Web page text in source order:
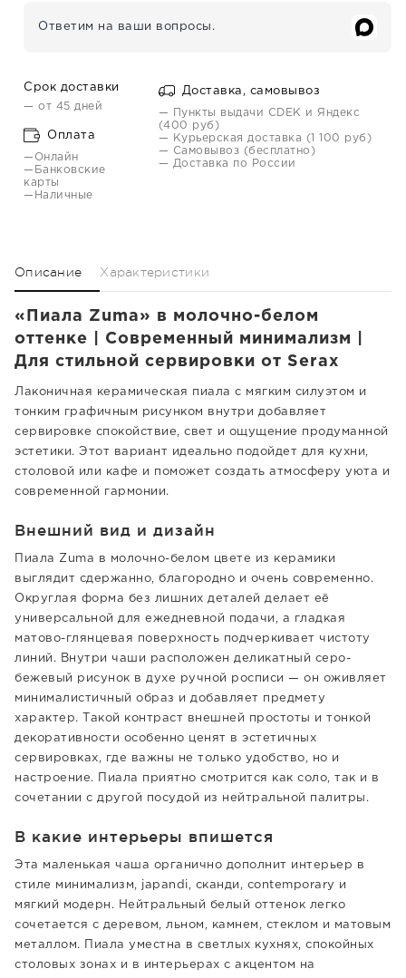
Ответим на ваши вопросы.
Срок доставки
— от 45 дней
Оплата
—Онлайн
—Банковские
карты
—Наличные
Доставка, самовывоз
— Пункты выдачи CDEK и Яндекс
(400 руб)
— Курьерская доставка (1 100 руб)
— Самовывоз (бесплатно)
— Доставка по России
Описание Характеристики
«Пиала Zuma» в молочно-белом
оттенке | Современный минимализм |
Для стильной сервировки от Serax
Лаконичная керамическая пиала с мягким силуэтом и
тонким графичным рисунком внутри добавляет
сервировке спокойствие, свет и ощущение продуманной
эстетики. Этот вариант идеально подойдет для кухни,
столовой или кафе и поможет создать атмосферу уюта и
современной гармонии.
Внешний вид и дизайн
Пиала Zuma в молочно-белом цвете из керамики
выглядит сдержанно, благородно и очень современно.
Округлая форма без лишних деталей делает её
универсальной для ежедневной подачи, а гладкая
матово-глянцевая поверхность подчеркивает чистоту
линий. Внутри чаши расположен деликатный серо-
бежевый рисунок в духе ручной росписи — он оживляет
минималистичный образ и добавляет предмету
характер. Такой контраст внешней простоты и тонкой
декоративности особенно ценят в эстетичных
сервировках, где важны не только удобство, но и
настроение. Пиала приятно смотрится как соло, так и в
сочетании с другой посудой из нейтральной палитры.
В какие интерьеры впишется
Эта маленькая чаша органично дополнит интерьер в
стиле минимализм, japandi, сканди, contemporary и
мягкий модерн. Нейтральный белый оттенок легко
сочетается с деревом, льном, камнем, стеклом и матовым
металлом. Пиала уместна в светлых кухнях, спокойных
столовых зонах и в интерьерах с акцентом на